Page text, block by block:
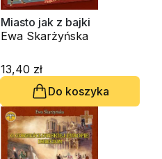
Miasto jak z bajki
Ewa Skarżyńska
13,40 zł
Do koszyka